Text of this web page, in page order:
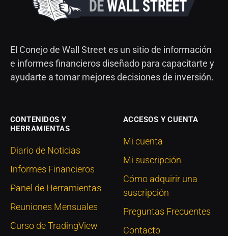
El Conejo de Wall Street es un sitio de información
e informes financieros diseñado para capacitarte y
ayudarte a tomar mejores decisiones de inversión.
CONTENIDOS Y
HERRAMIENTAS
Diario de Noticias
Informes Financieros
Panel de Herramientas
Reuniones Mensuales
Curso de TradingView
ACCESOS Y CUENTA
Mi cuenta
Mi suscripción
Cómo adquirir una
suscripción
Preguntas Frecuentes
Contacto